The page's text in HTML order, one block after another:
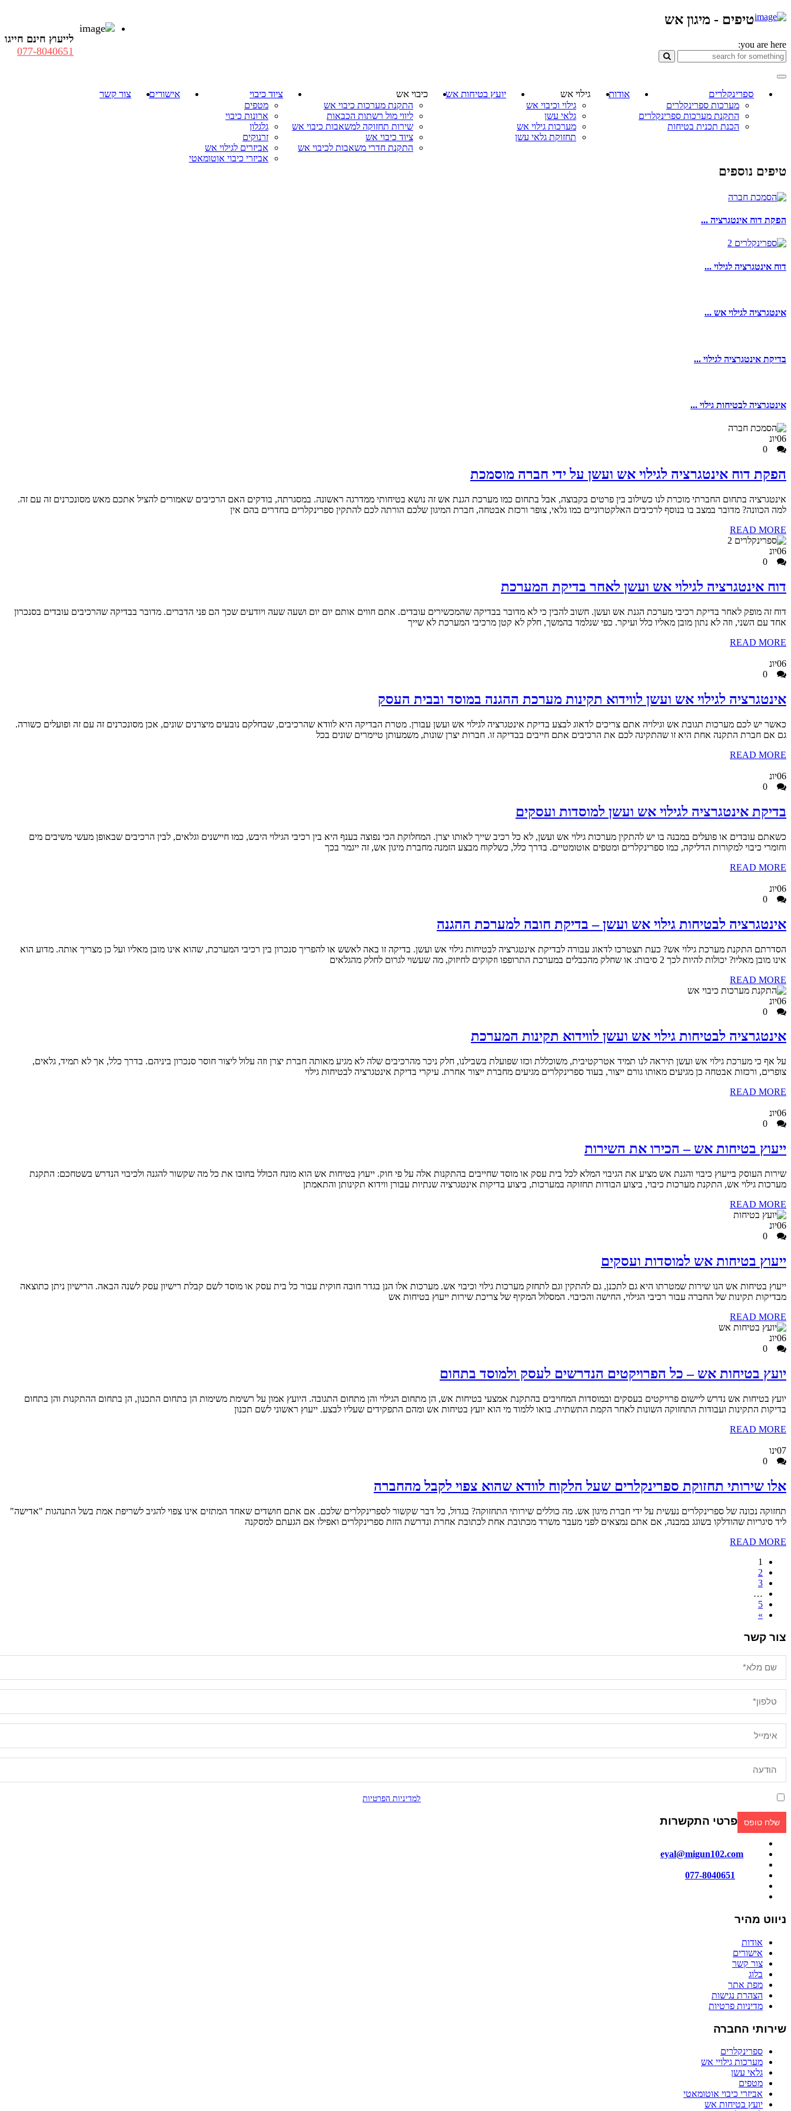
לייעוץ חינם חייגו
077-8040651
ספרינקלרים
מערכות ספרינקלרים
התקנת מערכות ספרינקלרים
הכנת תכנית בטיחות
אודות גילוי אש
גילוי וכיבוי אש
גלאי עשן
מערכות גילוי אש
תחזוקת גלאי עשן
יועץ בטיחות אש כיבוי אש
התקנת מערכות כיבוי אש
ליווי מול רשתות הכבאות
שירות תחזוקה למשאבות כיבוי אש
ציוד כיבוי אש
התקנת חדרי משאבות לכיבוי אש
ציוד כיבוי
מטפים
ארונות כיבוי
גלגלון
זרנוקים
אביזרים לגילוי אש
אביזרי כיבוי אוטומאטי
אישורים צור קשר
טיפים - מיגון אש
you are here:
טיפים נוספים
הפקת דוח אינטגרציה ...
דוח אינטגרציה לגילוי ...
אינטגרציה לגילוי אש ...
בדיקת אינטגרציה לגילוי ...
אינטגרציה לבטיחות גילוי ...
06יונ
הפקת דוח אינטגרציה לגילוי אש ועשן על ידי חברה מוסמכת
אינטגרציה בתחום החברתי מוכרת לנו כשילוב בין פרטים בקבוצה, אבל בתחום כמו מערכת הגנת אש זה נושא בטיחותי ממדרגה ראשונה. במסגרתה, בודקים האם הרכיבים שאמורים להציל אתכם מאש מסונכרנים זה עם זה.
למה הכוונה? מדובר במצב בו בנוסף לרכיבים האלקטרוניים כמו גלאי, צופר ורכזת אבטחה, חברת המיגון שלכם הורתה לכם להתקין ספרינקלרים בחדרים בהם אין
READ MORE
06יונ
דוח אינטגרציה לגילוי אש ועשן לאחר בדיקת המערכת
דוח זה מופק לאחר בדיקת רכיבי מערכת הגנת אש ועשן. חשוב להבין כי לא מדובר בבדיקה שהמכשירים עובדים. אתם חווים אותם יום יום ושעה שעה ויודעים שכך הם פני הדברים. מדובר בבדיקה שהרכיבים עובדים בסנכרון
אחד עם השני, וזה לא נתון מובן מאליו כלל ועיקר. כפי שנלמד בהמשך, חלק לא קטן מרכיבי המערכת לא שייך
READ MORE
06יונ
אינטגרציה לגילוי אש ועשן לווידוא תקינות מערכת ההגנה במוסד ובבית העסק
כאשר יש לכם מערכות תגובת אש וגילויה אתם צריכים לדאוג לבצע בדיקת אינטגרציה לגילוי אש ועשן עבורן. מטרת הבדיקה היא לוודא שהרכיבים, שבחלקם נובעים מיצרנים שונים, אכן מסונכרנים זה עם זה ופועלים כשורה.
גם אם חברת התקנה אחת היא זו שהתקינה לכם את הרכיבים אתם חייבים בבדיקה זו. חברות יצרן שונות, משמעותן טיימרים שונים בכל
READ MORE
06יונ
בדיקת אינטגרציה לגילוי אש ועשן למוסדות ועסקים
כשאתם עובדים או פועלים במבנה בו יש להתקין מערכות גילוי אש ועשן, לא כל רכיב שייך לאותו יצרן. המחלוקת הכי נפוצה בענף היא בין רכיבי הגילוי היבש, כמו חיישנים וגלאים, לבין הרכיבים שבאופן מעשי משיבים מים
וחומרי כיבוי למקורות הדליקה, כמו ספרינקלרים ומטפים אוטומטיים. בדרך כלל, כשלקוח מבצע הזמנה מחברת מיגון אש, זה ייגמר בכך
READ MORE
06יונ
אינטגרציה לבטיחות גילוי אש ועשן – בדיקת חובה למערכת ההגנה
הסדרתם התקנת מערכת גילוי אש? כעת תצטרכו לדאוג עבורה לבדיקת אינטגרציה לבטיחות גילוי אש ועשן. בדיקה זו באה לאשש או להפריך סנכרון בין רכיבי המערכת, שהוא אינו מובן מאליו ועל כן מצריך אותה. מדוע הוא
אינו מובן מאליו? יכולות להיות לכך 2 סיבות: או שחלק מהכבלים במערכת התרופפו וזקוקים לחיזוק, מה שעשוי לגרום לחלק מהגלאים
READ MORE
06יונ
אינטגרציה לבטיחות גילוי אש ועשן לווידוא תקינות המערכת
על אף כי מערכת גילוי אש ועשן תיראה לנו תמיד אטרקטיבית, משוכללת וכזו שפועלת בשבילנו, חלק ניכר מהרכיבים שלה לא מגיע מאותה חברת יצרן וזה עלול ליצור חוסר סנכרון ביניהם. בדרך כלל, אך לא תמיד, גלאים,
צופרים, ורכזות אבטחה כן מגיעים מאותו גורם ייצור, בעוד ספרינקלרים מגיעים מחברת ייצור אחרת. עיקרי בדיקת אינטגרציה לבטיחות גילוי
READ MORE
06יונ
ייעוץ בטיחות אש – הכירו את השירות
שירות העוסק בייעוץ כיבוי והגנת אש מציע את הגיבוי המלא לכל בית עסק או מוסד שחייבים בהתקנות אלה על פי חוק. ייעוץ בטיחות אש הוא מונח הכולל בחובו את כל מה שקשור להגנה ולכיבוי הנדרש בשטחכם: התקנת
מערכות גילוי אש, התקנת מערכות כיבוי, ביצוע הבודות תחזוקה במערכות, ביצוע בדיקות אינטגרציה שנתיות עבורן ווידוא תקינותן והתאמתן
READ MORE
06יונ
ייעוץ בטיחות אש למוסדות ועסקים
ייעוץ בטיחות אש הנו שירות שמטרתו היא גם לתכנן, גם להתקין וגם לתחזק מערכות גילוי וכיבוי אש. מערכות אלו הנן בגדר חובה חוקית עבור כל בית עסק או מוסד לשם קבלת רישיון עסק לשנה הבאה. הרישיון ניתן כתוצאה
מבדיקות תקינות של החברה עבור רכיבי הגילוי, החישה והכיבוי. המסלול המקיף של צריכת שירות ייעוץ בטיחות אש
READ MORE
06יונ
יועץ בטיחות אש – כל הפרויקטים הנדרשים לעסק ולמוסד בתחום
יועץ בטיחות אש נדרש ליישום פרויקטים בעסקים ובמוסדות המחויבים בהתקנת אמצעי בטיחות אש, הן מתחום הגילוי והן מתחום התגובה. היועץ אמון על רשימת משימות הן בתחום התכנון, הן בתחום ההתקנות והן בתחום
בדיקות התקינות ועבודות התחזוקה השונות לאחר הקמת התשתית. בואו ללמוד מי הוא יועץ בטיחות אש ומהם התפקידים שעליו לבצע. ייעוץ ראשוני לשם תכנון
READ MORE
07ינו
אלו שירותי תחזוקת ספרינקלרים שעל הלקוח לוודא שהוא צפוי לקבל מהחברה
תחזוקה נכונה של ספרינקלרים נעשית על ידי חברת מיגון אש. מה כוללים שירותי התחזוקה? בגדול, כל דבר שקשור לספרינקלרים שלכם. אם אתם חושדים שאחד המתזים אינו צפוי להגיב לשריפת אמת בשל התנהגות "אדישה"
ליד סיגריות שהודלקו בשוגג במבנה, אם אתם נמצאים לפני מעבר משרד מכתובת אחת לכתובת אחרת ונדרשת הזזת ספרינקלרים ואפילו אם הגעתם למסקנה
READ MORE
1
2
3
…
5
»
צור קשר
למדיניות הפרטיות
פרטי התקשרות
eyal@migun102.com
077-8040651
ניווט מהיר
אודות
אישורים
צור קשר
בלוג
מפת אתר
הצהרת נגישות
מדיניות פרטיות
שירותי החברה
ספרינקלרים
מערכות גילויי אש
גלאי עשן
מטפים
אביזרי כיבוי אוטומאטי
יועץ בטיחות אש